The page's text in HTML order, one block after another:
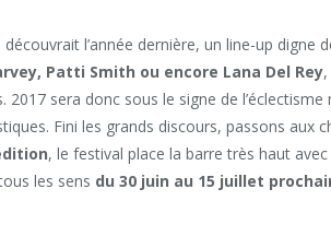
découvrait l’année dernière, un line-up digne
Patti Smith ou encore Lana Del Rey
2017 sera donc sous le signe de
Fini les grands discours, passons aux
, le festival place la barre très haut
les sens du 30 juin au 15 juillet